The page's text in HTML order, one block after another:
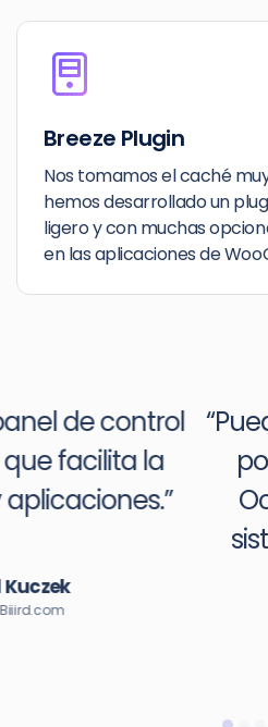
Breeze Plugin
Nos tomamos el caché
hemos desarrollado un
ligero y con muchas
en las aplicaciones de
“Puedes aprovechar
poder de
Ocean, sin ser un
sistemas o tener
Fundador